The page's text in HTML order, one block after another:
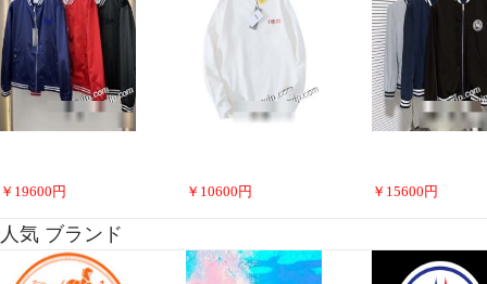
￥ 19600 円 ￥ 10600 円 ￥ 15600 円
人気 ブランド